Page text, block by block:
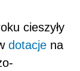
cieszyły
dotacje na